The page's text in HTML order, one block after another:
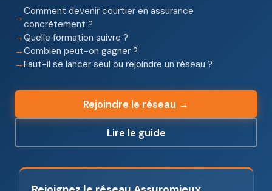
Comment devenir courtier en assurance
concrètement ?
Quelle formation suivre ?
Combien peut-on gagner ?
Faut-il se lancer seul ou rejoindre un réseau ?
Rejoindre le réseau →
Lire le guide